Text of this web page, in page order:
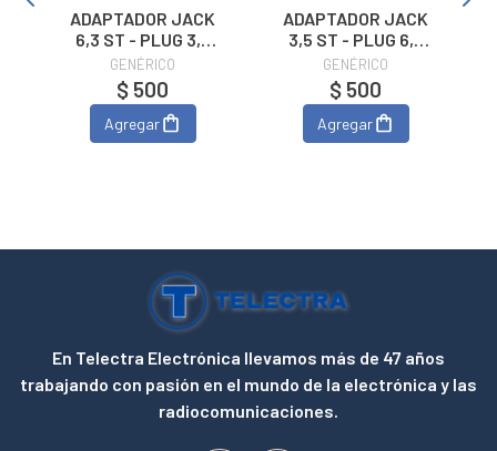
ADAPTADOR JACK
6,3 ST - PLUG 3,5
ST
GENÉRICO
$ 500
Agregar
ADAPTADOR JACK
3,5 ST - PLUG 6,3
ST
GENÉRICO
$ 500
Agregar
En Telectra Electrónica llevamos más de 47 años
trabajando con pasión en el mundo de la electrónica y las
radiocomunicaciones.